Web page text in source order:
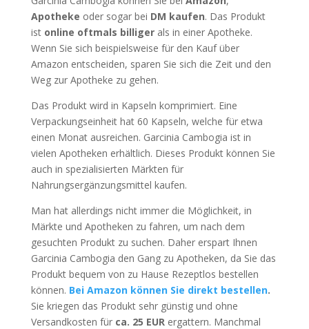
Apotheke oder sogar bei DM kaufen. Das Produkt
ist online oftmals billigerals in einer Apotheke.
Wenn Sie sich beispielsweise für den Kauf über
Amazon entscheiden, sparen Sie sich die Zeit und den
Weg zur Apotheke zu gehen.
Das Produkt wird in Kapseln komprimiert. Eine
Verpackungseinheit hat 60 Kapseln, welche für etwa
einen Monat ausreichen. Garcinia Cambogia ist in
vielen Apotheken erhältlich. Dieses Produkt können Sie
auch in spezialisierten Märkten für
Nahrungsergänzungsmittel kaufen.
Man hat allerdings nicht immer die Möglichkeit, in
Märkte und Apotheken zu fahren, um nach dem
gesuchten Produkt zu suchen. Daher erspart Ihnen
Garcinia Cambogia den Gang zu Apotheken, da Sie das
Produkt bequem von zu Hause Rezeptlos bestellen
können. Bei Amazon können Sie direkt bestellen.
Sie kriegen das Produkt sehr günstig und ohne
Versandkosten für ca. 25 EUR ergattern. Manchmal